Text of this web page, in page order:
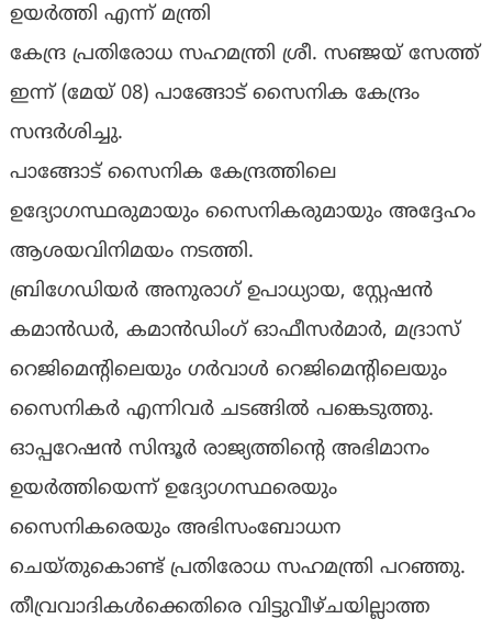
ഉയർത്തി എന്ന് മന്ത്രി
കേന്ദ്ര പ്രതിരോധ സഹമന്ത്രി ശ്രീ. സഞ്ജയ് സേത്ത്
ഇന്ന് (മേയ് 08) പാങ്ങോട് സൈനിക കേന്ദ്രം
സന്ദർശിച്ചു.
പാങ്ങോട് സൈനിക കേന്ദ്രത്തിലെ
ഉദ്യോഗസ്ഥരുമായും സൈനികരുമായും അദ്ദേഹം
ആശയവിനിമയം നടത്തി.
ബ്രിഗേഡിയർ അനുരാഗ് ഉപാധ്യായ, സ്റ്റേഷൻ
കമാൻഡർ, കമാൻഡിംഗ് ഓഫീസർമാർ, മദ്രാസ്
റെജിമെന്റിലെയും ഗർവാൾ റെജിമെന്റിലെയും
സൈനികർ എന്നിവർ ചടങ്ങിൽ പങ്കെടുത്തു.
ഓപ്പറേഷൻ സിന്ദൂർ രാജ്യത്തിന്റെ അഭിമാനം
ഉയർത്തിയെന്ന് ഉദ്യോഗസ്ഥരെയും
സൈനികരെയും അഭിസംബോധന
ചെയ്തുകൊണ്ട് പ്രതിരോധ സഹമന്ത്രി പറഞ്ഞു.
തീവ്രവാദികൾക്കെതിരെ വിട്ടുവീഴ്ചയില്ലാത്ത